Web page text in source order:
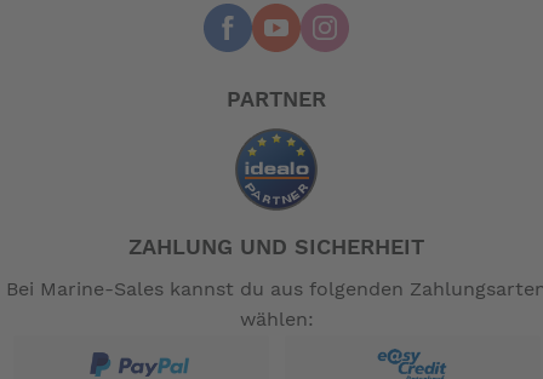
PARTNER
ZAHLUNG UND SICHERHEIT
Bei Marine-Sales kannst du aus folgenden
wählen: